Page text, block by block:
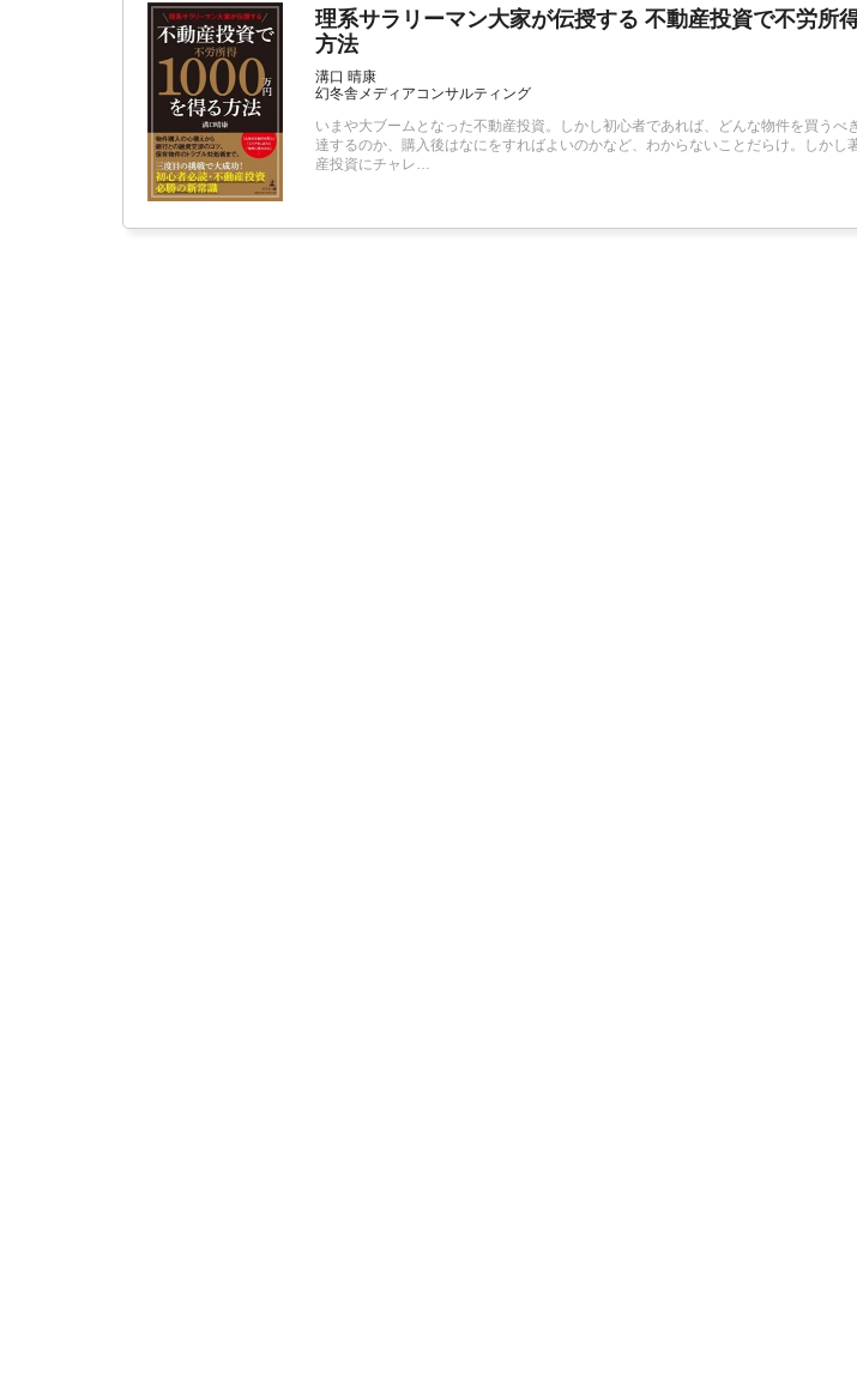
理系サラリーマン大家が伝授する 不動産投資で不労所
方法
溝口 晴康
幻冬舎メディアコンサルティング
いまや大ブームとなった不動産投資。しかし初心者であれば、どんな物件を買うべ
達するのか、購入後はなにをすればよいのかなど、わからないことだらけ。しかし
産投資にチャレ…